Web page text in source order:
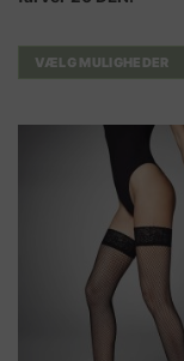
VÆLG MULIGHEDER
har
varianter.
Mulighederne
vælges